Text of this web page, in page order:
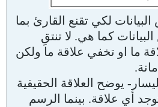
لكي تقنع القارئ بما
كما هي. لا تنتقِ
ما او تخفي علاقة ما ولكن
يوضح العلاقة الحقيقية
أي علاقة. بينما الرسم